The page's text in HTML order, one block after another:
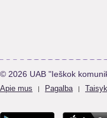
© 2026 UAB "Ieškok
Apie mus | Pagalba |